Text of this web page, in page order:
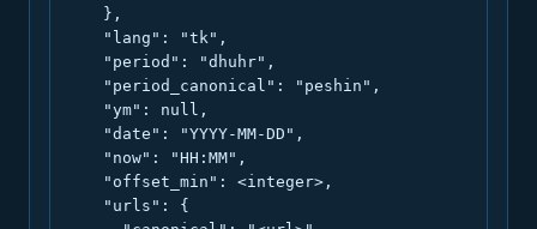
    },
    "lang": "tk",
    "period": "dhuhr",
    "period_canonical": "peshin",
    "ym": null,
    "date": "YYYY-MM-DD",
    "now": "HH:MM",
    "offset_min": <integer>,
    "urls": {